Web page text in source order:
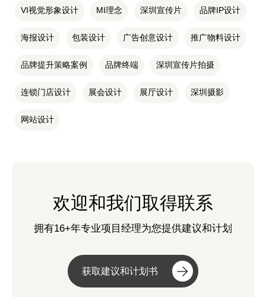
VI视觉形象设计 MI理念 深圳宣传片 品牌IP设计
海报设计 包装设计 广告创意设计 推广物料设计
品牌提升策略案例 品牌终端 深圳宣传片拍摄
连锁门店设计 展会设计 展厅设计 深圳摄影
网站设计
欢迎和我们取得联系
拥有16+年专业项目经理为您提供建议和计划
获取建议和计划书